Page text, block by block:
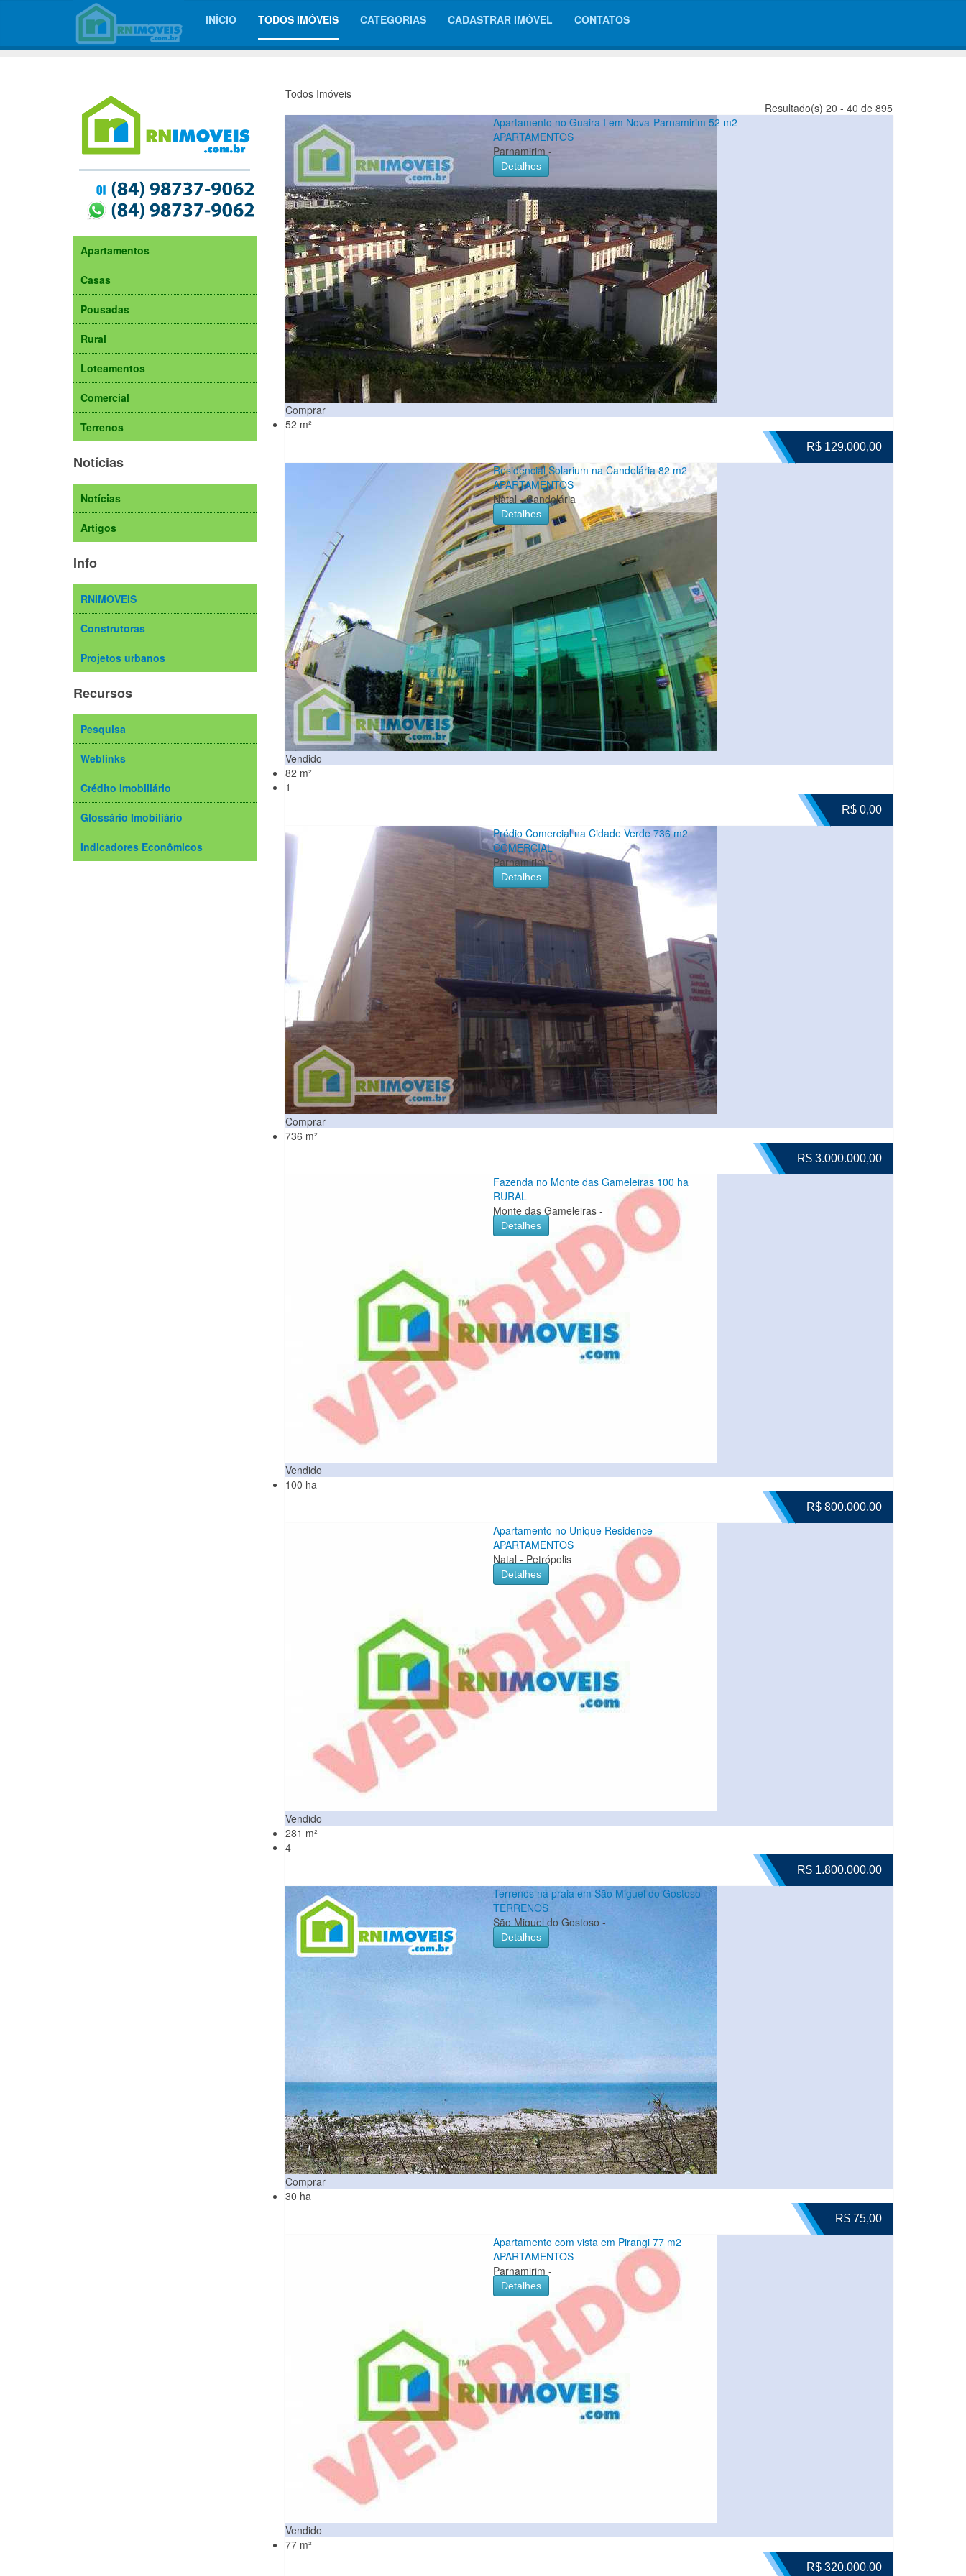
INÍCIO TODOS IMÓVEIS CATEGORIAS CADASTRAR IMÓVEL CONTATOS
Todos Imóveis
Resultado(s) 20 - 40 de 895
Comprar
Apartamento no Guaira I em Nova-Parnamirim 52 m2
APARTAMENTOS
Parnamirim -
Detalhes
52 m²
R$ 129.000,00
Vendido
Residencial Solarium na Candelária 82 m2
APARTAMENTOS
Natal - Candelária
Detalhes
82 m²
1
R$ 0,00
Comprar
Prédio Comercial na Cidade Verde 736 m2
COMERCIAL
Parnamirim -
Detalhes
736 m²
R$ 3.000.000,00
Vendido
Fazenda no Monte das Gameleiras 100 ha
RURAL
Monte das Gameleiras -
Detalhes
100 ha
R$ 800.000,00
Vendido
Apartamento no Unique Residence
APARTAMENTOS
Natal - Petrópolis
Detalhes
281 m²
4
R$ 1.800.000,00
Comprar
Terrenos na praia em São Miguel do Gostoso
TERRENOS
São Miguel do Gostoso -
Detalhes
30 ha
R$ 75,00
Vendido
Apartamento com vista em Pirangi 77 m2
APARTAMENTOS
Parnamirim -
Detalhes
77 m²
R$ 320.000,00
Apartamentos
Casas
Pousadas
Rural
Loteamentos
Comercial
Terrenos
Notícias
Notícias
Artigos
Info
RNIMOVEIS
Construtoras
Projetos urbanos
Recursos
Pesquisa
Weblinks
Crédito Imobiliário
Glossário Imobiliário
Indicadores Econômicos